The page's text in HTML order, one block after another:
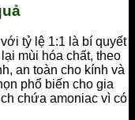
tỷ lệ 1:1 là bí quyết
mùi hóa chất, theo
an toàn cho kính và
phổ biến cho gia
chứa amoniac vì có